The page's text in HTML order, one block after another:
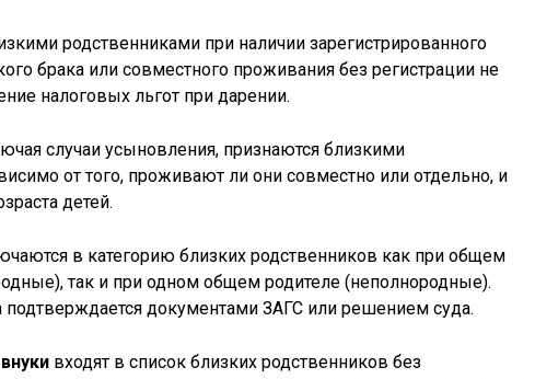
родственниками при наличии зарегистрированного
брака или совместного проживания без регистрации не
налоговых льгот при дарении.
случаи усыновления, признаются близкими
от того, проживают ли они совместно или отдельно, и
детей.
в категорию близких родственников как при общем
так и при одном общем родителе (неполнородные).
подтверждается документами ЗАГС или решением суда.
входят в список близких родственников без